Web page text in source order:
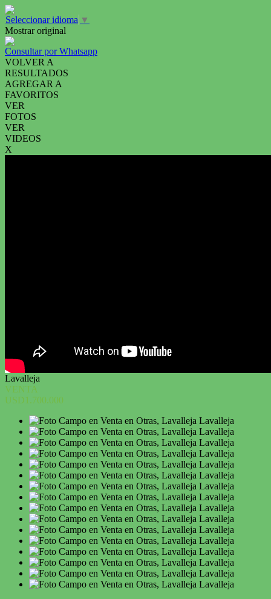
Seleccionar idioma ▼
Mostrar original
Consultar por Whatsapp
VOLVER A
RESULTADOS
AGREGAR A
FAVORITOS
VER
FOTOS
VER
VIDEOS
X
Lavalleja
VENTA
USD1.700.000